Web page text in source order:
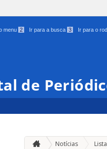
menu 2 Ir para a busca 3 Ir para o
de
Notícias Lista